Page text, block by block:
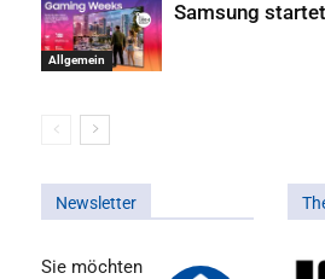
Allgemein
Samsung
Newsletter
Sie möchten